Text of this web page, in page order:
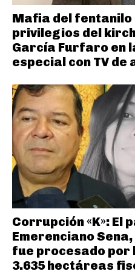
Mafia del fentanilo
privilegios del
García Furfaro en
especial con TV de
Corrupción «K»: El
Emerenciano
fue procesado por
3.635 hectáreas